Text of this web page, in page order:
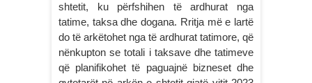
shtetit, ku përfshihen të ardhurat nga
tatime, taksa dhe dogana. Rritja më e lartë
do të arkëtohet nga të ardhurat tatimore, që
nënkupton se totali i taksave dhe tatimeve
që planifikohet të paguajnë bizneset dhe